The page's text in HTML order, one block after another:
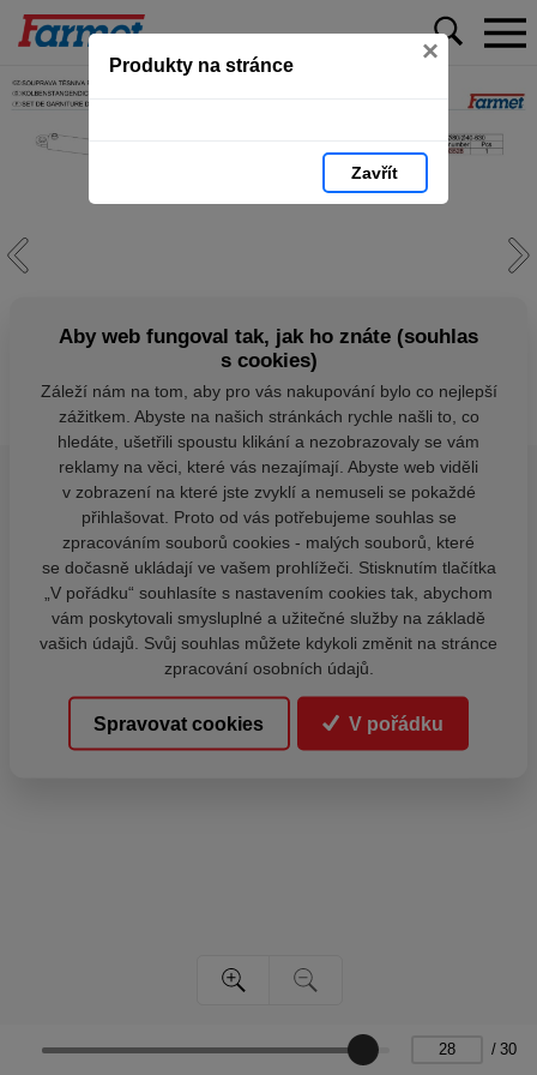
Produkty na stránce ×
Zavřít
/ 30
Aby web fungoval tak, jak ho znáte (souhlas
s cookies)
Záleží nám na tom, aby pro vás nakupování bylo co nejlepší
zážitkem. Abyste na našich stránkách rychle našli to, co
hledáte, ušetřili spoustu klikání a nezobrazovaly se vám
reklamy na věci, které vás nezajímají. Abyste web viděli
v zobrazení na které jste zvyklí a nemuseli se pokaždé
přihlašovat. Proto od vás potřebujeme souhlas se
zpracováním souborů cookies - malých souborů, které
se dočasně ukládají ve vašem prohlížeči. Stisknutím tlačítka
„V pořádku“ souhlasíte s nastavením cookies tak, abychom
vám poskytovali smysluplné a užitečné služby na základě
vašich údajů. Svůj souhlas můžete kdykoli změnit na stránce
zpracování osobních údajů.
Spravovat cookies V pořádku